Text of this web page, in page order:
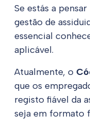
Se estás a
gestão de
essencial
aplicável.
Atualmente, o
que os
registo fiável da
seja em formato